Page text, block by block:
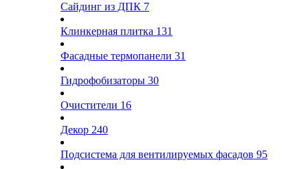
Сайдинг из ДПК 7
Клинкерная плитка 131
Фасадные термопанели 31
Гидрофобизаторы 30
Очистители 16
Декор 240
Подсистема для вентилируемых фасадов 95